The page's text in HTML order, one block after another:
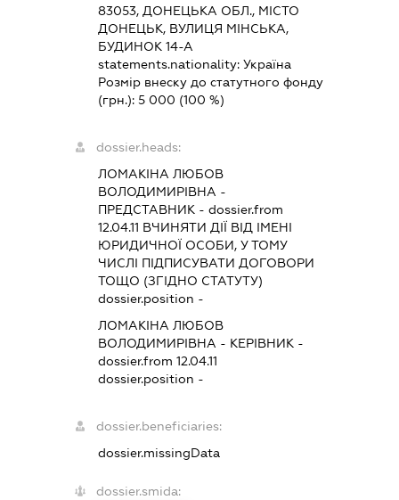
83053, ДОНЕЦЬКА ОБЛ., МІСТО
ДОНЕЦЬК, ВУЛИЦЯ МІНСЬКА,
БУДИНОК 14-А
statements.nationality:Україна
Розмір внеску до статутного фонду
(грн.):5 000 (100 %)
dossier.heads:
ЛОМАКІНА ЛЮБОВ
ВОЛОДИМИРІВНА -
ПРЕДСТАВНИК - dossier.from
12.04.11 ВЧИНЯТИ ДІЇ ВІД ІМЕНІ
ЮРИДИЧНОЇ ОСОБИ, У ТОМУ
ЧИСЛІ ПІДПИСУВАТИ ДОГОВОРИ
ТОЩО (ЗГІДНО СТАТУТУ)
dossier.position -
ЛОМАКІНА ЛЮБОВ
ВОЛОДИМИРІВНА - КЕРІВНИК -
dossier.from 12.04.11
dossier.position -
dossier.beneficiaries:
dossier.missingData
dossier.smida: